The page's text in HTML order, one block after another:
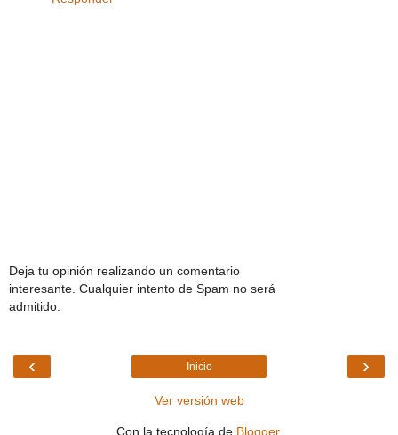
Deja tu opinión realizando un comentario
interesante. Cualquier intento de Spam no será
admitido.
‹ ›
Inicio
Ver versión web
Con la tecnología de Blogger.